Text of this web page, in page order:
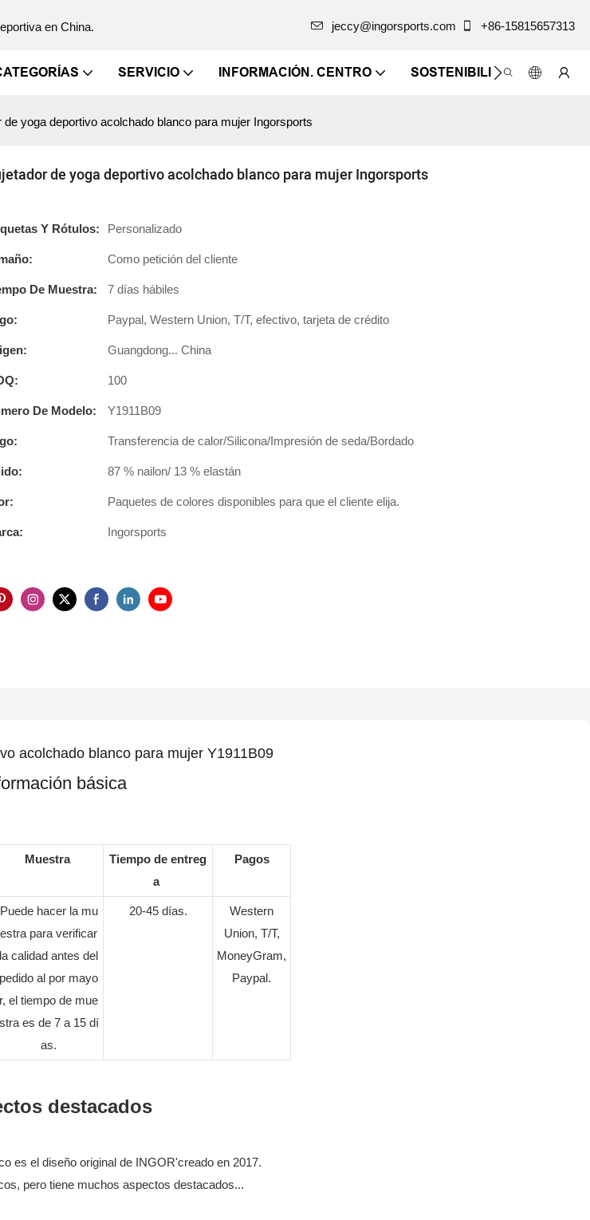
en China. jeccy@ingorsports.com +86-15815657313
SERVICIO INFORMACIÓN. CENTRO SOSTENIBILIDAD
de yoga deportivo acolchado blanco para mujer Ingorsports
de yoga deportivo acolchado blanco para mujer Ingorsports
Y Rótulos: Personalizado
Como petición del cliente
De Muestra: 7 días hábiles
Paypal, Western Union, T/T, efectivo, tarjeta de crédito
Guangdong... China
100
De Modelo: Y1911B09
Transferencia de calor/Silicona/Impresión de seda/Bordado
87 % nailon/ 13 % elastán
Paquetes de colores disponibles para que el cliente elija.
Ingorsports
acolchado blanco para mujer Y1911B09
básica
Muestra
Tiempo de entreg
a
Pagos
Puede hacer la mu
estra para verificar
la calidad antes del
pedido al por mayo
r, el tiempo de mue
stra es de 7 a 15 dí
as.
20-45 días.
Western
Union, T/T,
MoneyGram,
Paypal.
destacados
es el diseño original de INGOR'creado en 2017.
pero tiene muchos aspectos destacados...